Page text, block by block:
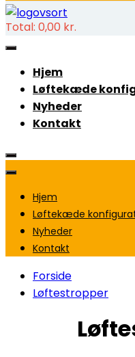
Total: 0,00 kr.
Hjem
Løftekæde
Nyheder
Kontakt
Hjem
Løftekæde
Nyheder
Kontakt
Forside
Løftestropper